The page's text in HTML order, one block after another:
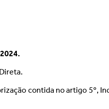
contida no artigo 5º,